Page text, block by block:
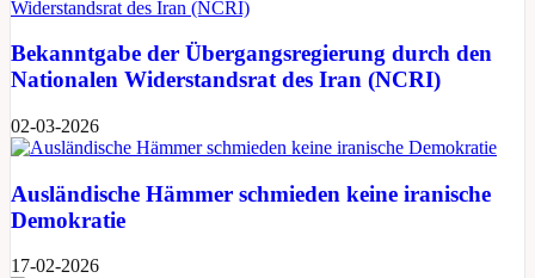
Bekanntgabe der Übergangsregierung durch den
Nationalen Widerstandsrat des Iran (NCRI)
02-03-2026
Ausländische Hämmer schmieden keine iranische
Demokratie
17-02-2026